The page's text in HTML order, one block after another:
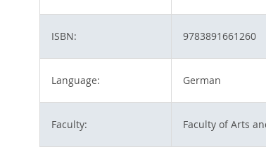
ISBN: 9783891661260
Language: German
Faculty: Faculty of Arts